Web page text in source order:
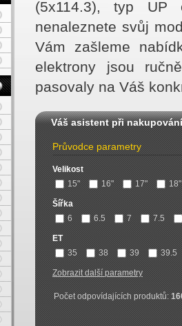
(5x114.3), typ UP
nenaleznete svůj
Vám zašleme
elektrony jsou
pasovaly na Váš
Váš asistent při nakupování
Průvodce parametry
Velikost
15"
16" 17" 18"
Šířka
6
6.5 7 7.5
ET
35
38 39 39.5
Zobrazit další parametry
Počet odpovídajících produktů: